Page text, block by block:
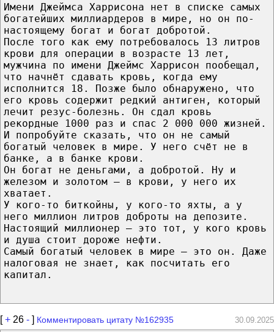
Имени Джеймсa Харрисонa нет в списке самых
богатейших миллиардеров в мире, но он по-
настоящему богат и богат добротой.
После того как ему потребовалось 13 литров
крови для операции в возрасте 13 лет,
мужчина по имени Джеймс Харрисон пообещал,
что начнёт сдавать кровь, когда ему
исполнится 18. Позже было обнаружено, что
его кровь содержит редкий антиген, который
лечит резус-болезнь. Он сдал кровь
рекордные 1000 раз и спас 2 000 000 жизней.
И попробуйте сказать, что он не самый
богатый человек в мире. У него счёт не в
банке, а в банке крови.
Он богат не деньгами, а добротой. Ну и
железом и золотом — в крови, у него их
хватает.
У кого-то биткойны, у кого-то яхты, а у
него миллион литров доброты на депозите.
Настоящий миллионер — это тот, у кого кровь
и душа стоит дороже нефти.
Самый богатый человек в мире — это он. Даже
налоговая не знает, как посчитать его
капитал.
[+ 26 - ] Комментировать цитату №162935 30.09.2025